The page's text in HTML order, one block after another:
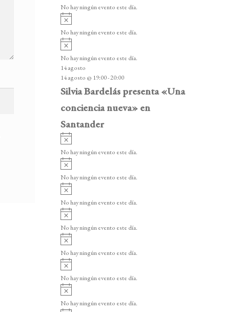
e
n
t
o
s
o
i
o
No hay ningún evento este día.
v
i
o
No hay ningún evento este día.
A
v
i
s
o
No hay ningún evento este día.
14 agosto
14 agosto @ 19:00-20:00
Silvia Bardelás presenta «Una
conciencia nueva» en
Santander
A
v
i
o
No hay ningún evento este día.
v
i
o
No hay ningún evento este día.
v
i
o
No hay ningún evento este día.
v
i
o
No hay ningún evento este día.
v
i
o
No hay ningún evento este día.
v
i
o
No hay ningún evento este día.
v
i
No hay ningún evento este día.